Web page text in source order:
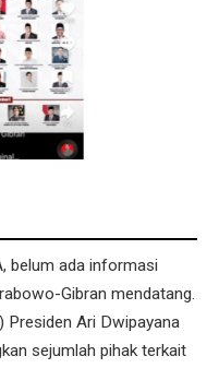
belum ada informasi
Gibran mendatang.
Ari Dwipayana
sejumlah pihak terkait